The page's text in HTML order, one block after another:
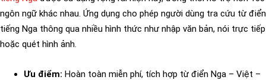
ngôn ngữ khác nhau. Ứng dụng cho phép người dùng tra cứu từ điển
tiếng Nga thông qua nhiều hình thức như nhập văn bản, nói trực tiếp
hoặc quét hình ảnh.
Ưu điểm: Hoàn toàn miễn phí, tích hợp từ điển Nga – Việt –